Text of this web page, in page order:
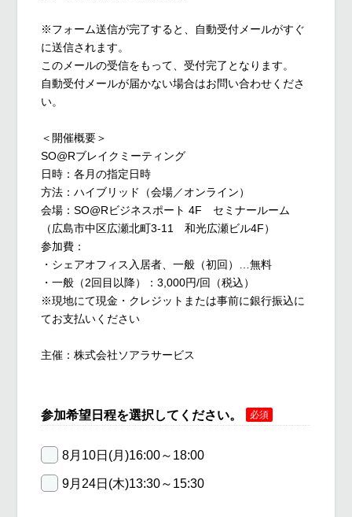
※フォーム送信が完了すると、自動受付メールがすぐ
に送信されます。
このメールの受信をもって、受付完了となります。
自動受付メールが届かない場合はお問い合わせくださ
い。
＜開催概要＞
SO@Rブレイクミーティング
日時：各月の指定日時
方法：ハイブリッド（会場／オンライン）
会場：SO@Rビジネスポート 4F セミナールーム
（広島市中区広瀬北町3-11 和光広瀬ビル4F）
参加費：
・シェアオフィス入居者、一般（初回）…無料
・一般（2回目以降）：3,000円/回（税込）
※現地にて現金・クレジットまたは事前に銀行振込に
てお支払いください
主催：株式会社ソアラサービス
参加希望日程を選択してください。 必須
8月10日(月)16:00～18:00
9月24日(木)13:30～15:30